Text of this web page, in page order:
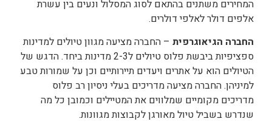
המחירים משתנים בהתאם לסוג המסלול ונעים בין עשרת
אלפים דולר לאלפי דולרים.
החברה הגיאוגרפית – החברה מציעה מגוון טיולים למדינות
ספציפיות ביבשת פלוס טיולים ל2-3 מדינות ביחד. הדגש של
הטיולים הוא על אתרים ויעדים תיירותיים וכן על שמורות טבע
למיניהן. החברה מציעה מדריכים בעלי ניסיון רב פלוס
מדריכים מקומיים שמלווים את המטיילים וכמובן כל מה
שנדרש בשביל טיול מאורגן לקבוצות מגוונות.